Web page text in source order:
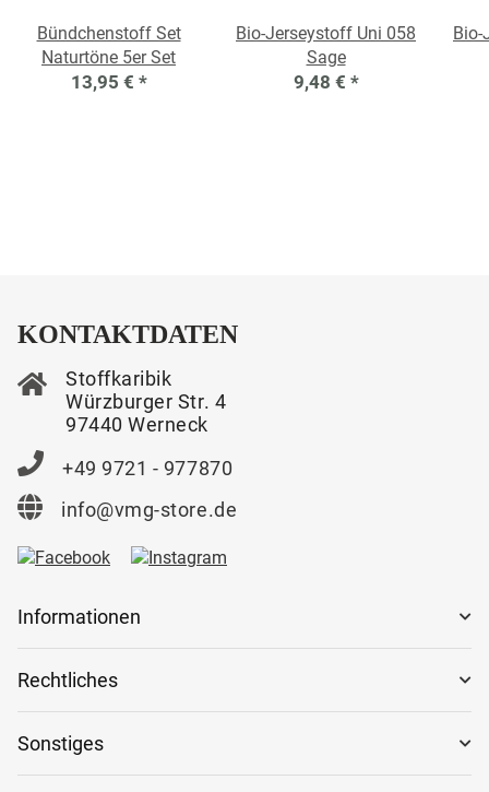
Bündchenstoff Set
Naturtöne 5er Set
13,95 € *
Bio-Jerseystoff Uni 058
Sage
9,48 € *
Bio-
KONTAKTDATEN
Stoffkaribik
Würzburger Str. 4
97440 Werneck
+49 9721 - 977870
info@vmg-store.de
Informationen
Rechtliches
Sonstiges